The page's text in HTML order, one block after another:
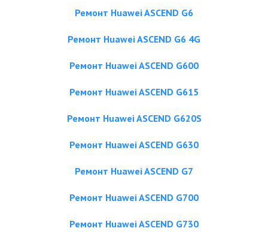
Ремонт Huawei ASCEND G6
Ремонт Huawei ASCEND G6 4G
Ремонт Huawei ASCEND G600
Ремонт Huawei ASCEND G615
Ремонт Huawei ASCEND G620S
Ремонт Huawei ASCEND G630
Ремонт Huawei ASCEND G7
Ремонт Huawei ASCEND G700
Ремонт Huawei ASCEND G730